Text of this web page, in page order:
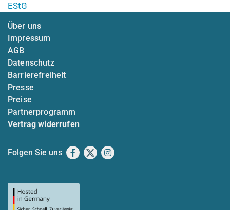
EStG
Über uns
Impressum
AGB
Datenschutz
Barrierefreiheit
Presse
Preise
Partnerprogramm
Vertrag widerrufen
Folgen Sie uns Facebook
X Instagram